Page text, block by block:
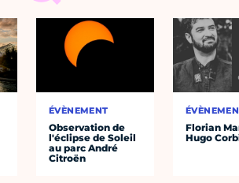
ÉVÈNEMENT
Observation de
l'éclipse de Soleil
au parc André
Citroën
Florian
Hugo